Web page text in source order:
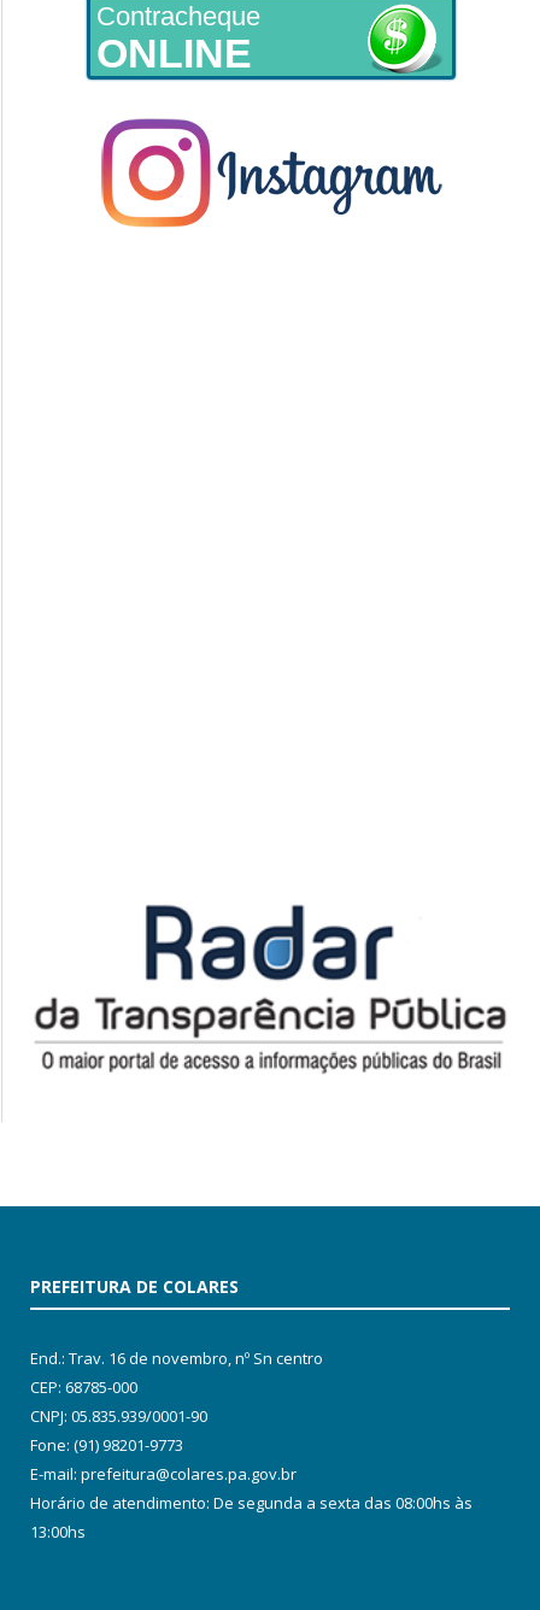
Contracheque
ONLINE
PREFEITURA DE COLARES
End.: Trav. 16 de novembro, nº Sn centro
CEP: 68785-000
CNPJ: 05.835.939/0001-90
Fone: (91) 98201-9773
E-mail: prefeitura@colares.pa.gov.br
Horário de atendimento: De segunda a sexta das 08:00hs às
13:00hs